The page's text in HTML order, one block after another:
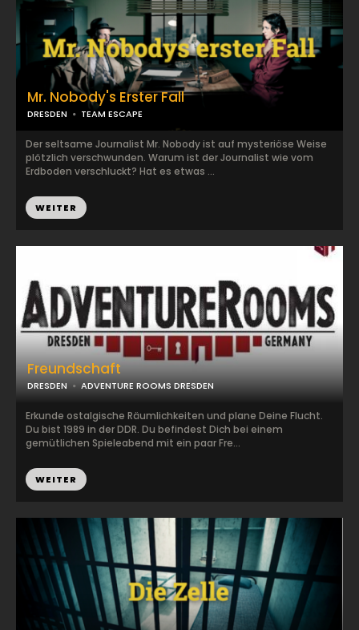
Freundschaft
DRESDEN ADVENTURE ROOMS DRESDEN
Erkunde ostalgische Räumlichkeiten und plane Deine Flucht.
Du bist 1989 in der DDR. Du befindest Dich bei einem
gemütlichen Spieleabend mit ein paar Fre...
WEITER
Mr. Nobody's Erster Fall
DRESDEN TEAM ESCAPE
Der seltsame Journalist Mr. Nobody ist auf mysteriöse Weise
plötzlich verschwunden. Warum ist der Journalist wie vom
Erdboden verschluckt? Hat es etwas ...
WEITER